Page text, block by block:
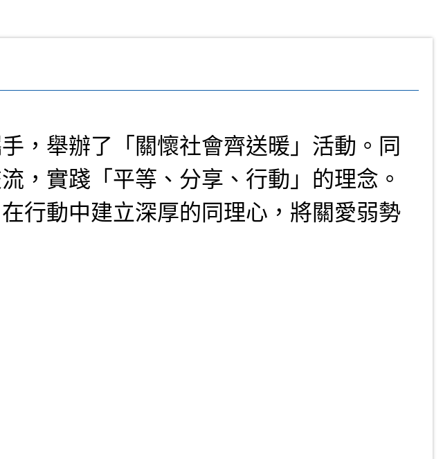
，舉辦了「關懷社會齊送暖」活動。同
，實踐「平等、分享、行動」的理念。
行動中建立深厚的同理心，將關愛弱勢